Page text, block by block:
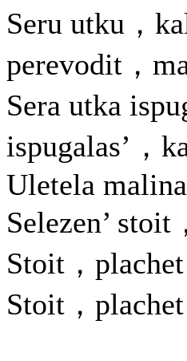
Seru utku，
perevodit，
Sera utka
ispugalas’，
Uletela
Selezen’ stoit
Stoit，
Stoit，